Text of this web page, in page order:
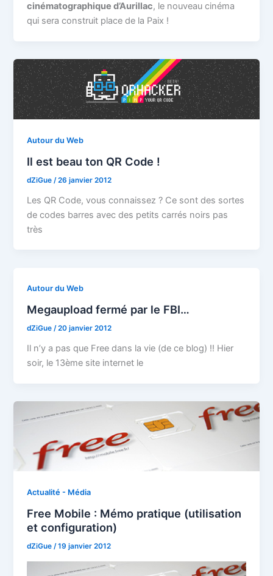
cinématographique d’Aurillac, le nouveau cinéma
qui sera construit place de la Paix !
Autour du Web
Il est beau ton QR Code !
dZiGue /26 janvier 2012
Les QR Code, vous connaissez ? Ce sont des sortes
de codes barres avec des petits carrés noirs pas
très
Autour du Web
Megaupload fermé par le FBI…
dZiGue/20 janvier 2012
Il n’y a pas que Free dans la vie (de ce blog) !! Hier
soir, le 13ème site internet le
Actualité - Média
Free Mobile : Mémo pratique (utilisation
et configuration)
dZiGue /19 janvier 2012